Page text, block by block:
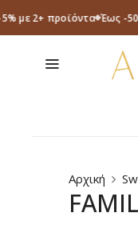
με 2+ προϊόντα Έως -
Αρχική